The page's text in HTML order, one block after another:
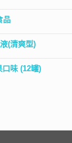
品
(清爽型)
味 (12罐)